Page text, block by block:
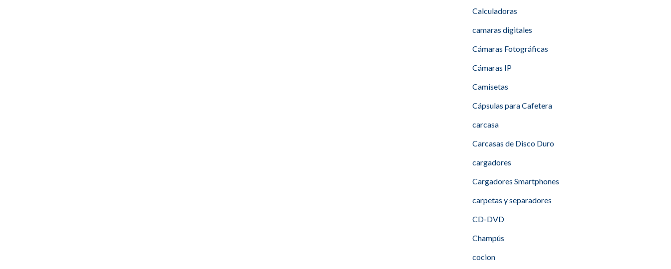
Calculadoras
camaras digitales
Cámaras Fotográficas
Cámaras IP
Camisetas
Cápsulas para Cafetera
carcasa
Carcasas de Disco Duro
cargadores
Cargadores Smartphones
carpetas y separadores
CD-DVD
Champús
cocion